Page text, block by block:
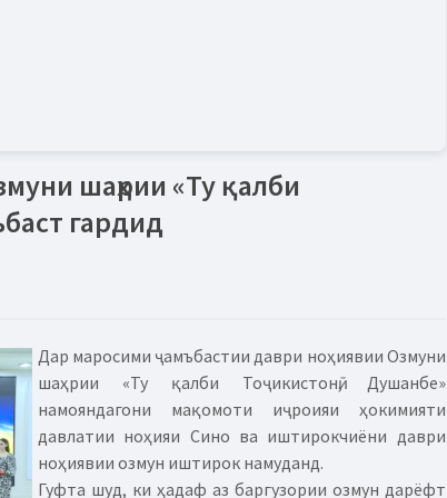
шаҳрии «Ту қалби
гардид
Дар маросими ҷамъбастии даври ноҳиявии Озмуни
шаҳрии «Ту қалби Тоҷикистонӣ, Душанбе»
намояндагони мақомоти иҷроияи ҳокимияти
давлатии ноҳияи Сино ва иштирокчиёни даври
ноҳиявии озмун иштирок намуданд.
Гуфта шуд, ки ҳадаф аз баргузории озмун дарёфт